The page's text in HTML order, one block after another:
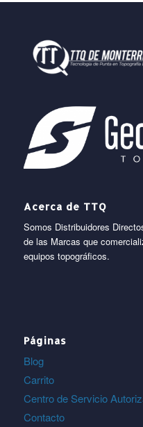
Acerca de TTQ
Somos Distribuidores
de las Marcas que
equipos topográficos.
Páginas
Blog
Carrito
Centro de Servicio
Contacto